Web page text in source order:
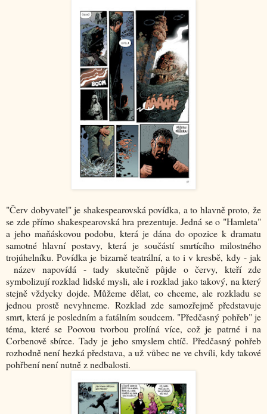
"Červ dobyvatel" je shakespearovská povídka, a to hlavně proto, že
se zde přímo shakespearovská hra prezentuje. Jedná se o "Hamleta"
a jeho maňáskovou podobu, která je dána do opozice k dramatu
samotné hlavní postavy, která je součástí smrtícího milostného
trojúhelníku. Povídka je bizarně teatrální, a to i v kresbě, kdy - jak
název napovídá - tady skutečně půjde o červy, kteří zde
symbolizují rozklad lidské mysli, ale i rozklad jako takový, na který
stejně vždycky dojde. Můžeme dělat, co chceme, ale rozkladu se
jednou prostě nevyhneme. Rozklad zde samozřejmě představuje
smrt, která je posledním a fatálním soudcem. "Předčasný pohřeb" je
téma, které se Poovou tvorbou prolíná více, což je patrné i na
Corbenově sbírce. Tady je jeho smyslem chtíč. Předčasný pohřeb
rozhodně není hezká představa, a už vůbec ne ve chvíli, kdy takové
pohřbení není nutně z nedbalosti.